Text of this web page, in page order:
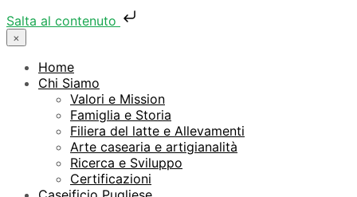
Salta al contenuto
×
Home
Chi Siamo
Valori e Mission
Famiglia e Storia
Filiera del latte e Allevamenti
Arte casearia e artigianalità
Ricerca e Sviluppo
Certificazioni